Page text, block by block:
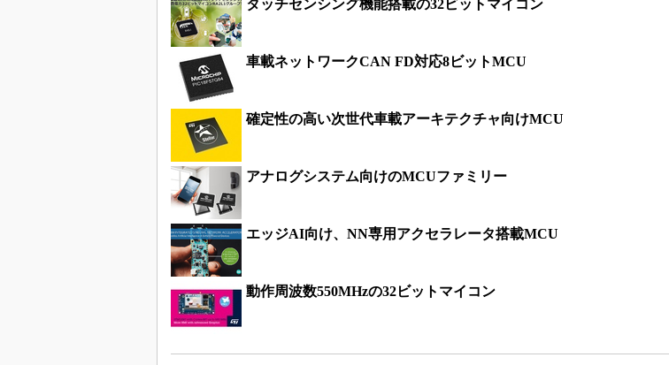
タッチセンシング機能搭載の32ビットマイコン
車載ネットワークCAN FD対応8ビットMCU
確定性の高い次世代車載アーキテクチャ向けMCU
アナログシステム向けのMCUファミリー
エッジAI向け、NN専用アクセラレータ搭載MCU
動作周波数550MHzの32ビットマイコン